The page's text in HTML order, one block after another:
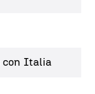
con Italia